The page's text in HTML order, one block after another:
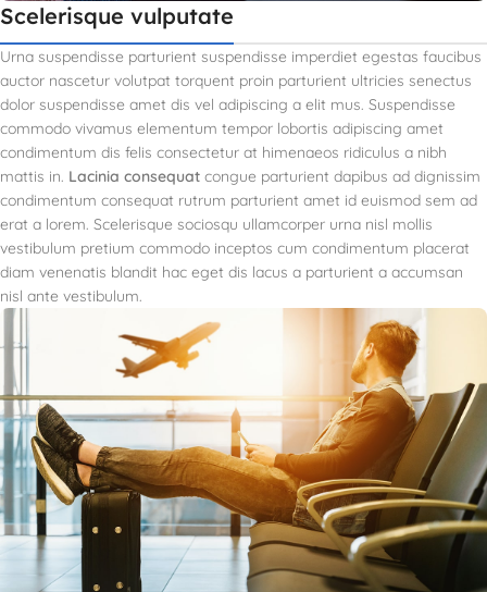
Scelerisque vulputate
Urna suspendisse parturient suspendisse imperdiet egestas faucibus
auctor nascetur volutpat torquent proin parturient ultricies senectus
dolor suspendisse amet dis vel adipiscing a elit mus. Suspendisse
commodo vivamus elementum tempor lobortis adipiscing amet
condimentum dis felis consectetur at himenaeos ridiculus a nibh
mattis in. Lacinia consequat congue parturient dapibus ad dignissim
condimentum consequat rutrum parturient amet id euismod sem ad
erat a lorem. Scelerisque sociosqu ullamcorper urna nisl mollis
vestibulum pretium commodo inceptos cum condimentum placerat
diam venenatis blandit hac eget dis lacus a parturient a accumsan
nisl ante vestibulum.